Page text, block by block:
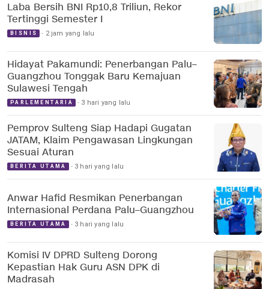
Laba Bersih BNI Rp10,8 Triliun, Rekor
Tertinggi Semester I
BISNIS 2 jam yang lalu
Hidayat Pakamundi: Penerbangan Palu–
Guangzhou Tonggak Baru Kemajuan
Sulawesi Tengah
PARLEMENTARIA 3 hari yang lalu
Pemprov Sulteng Siap Hadapi Gugatan
JATAM, Klaim Pengawasan Lingkungan
Sesuai Aturan
BERITA UTAMA 3 hari yang lalu
Anwar Hafid Resmikan Penerbangan
Internasional Perdana Palu–Guangzhou
BERITA UTAMA 3 hari yang lalu
Komisi IV DPRD Sulteng Dorong
Kepastian Hak Guru ASN DPK di
Madrasah